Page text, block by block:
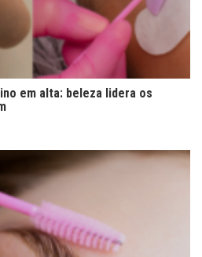
em alta: beleza lidera os